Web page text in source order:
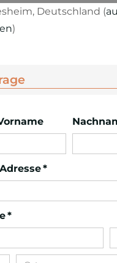
Deutschland (
)
*
*